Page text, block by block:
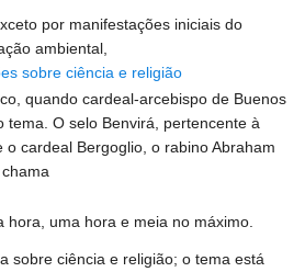
por manifestações iniciais do
ambiental,
sobre ciência e religião
quando cardeal-arcebispo de Buenos
O selo Benvirá, pertencente à
cardeal Bergoglio, o rabino Abraham
hora, uma hora e meia no máximo.
sobre ciência e religião; o tema está